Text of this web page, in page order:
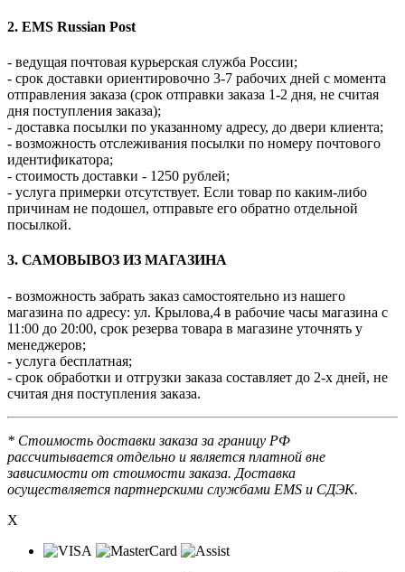
2. EMS Russian Post
- ведущая почтовая курьерская служба России;
- срок доставки ориентировочно 3-7 рабочих дней с момента
отправления заказа (срок отправки заказа 1-2 дня, не считая
дня поступления заказа);
- доставка посылки по указанному адресу, до двери клиента;
- возможность отслеживания посылки по номеру почтового
идентификатора;
- стоимость доставки - 1250 рублей;
- услуга примерки отсутствует. Если товар по каким-либо
причинам не подошел, отправьте его обратно отдельной
посылкой.
3. САМОВЫВОЗ ИЗ МАГАЗИНА
- возможность забрать заказ самостоятельно из нашего
магазина по адресу: ул. Крылова,4 в рабочие часы магазина с
11:00 до 20:00, срок резерва товара в магазине уточнять у
менеджеров;
- услуга бесплатная;
- срок обработки и отгрузки заказа составляет до 2-х дней, не
считая дня поступления заказа.
* Стоимость доставки заказа за границу РФ
рассчитывается отдельно и является платной вне
зависимости от стоимости заказа. Доставка
осуществляется партнерскими службами EMS и СДЭК.
X